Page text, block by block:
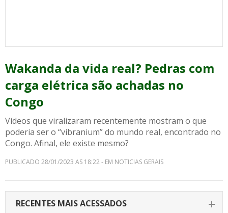
Wakanda da vida real? Pedras com
carga elétrica são achadas no
Congo
Vídeos que viralizaram recentemente mostram o que
poderia ser o “vibranium” do mundo real, encontrado no
Congo. Afinal, ele existe mesmo?
PUBLICADO 28/01/2023 AS 18:22 - EM NOTICIAS GERAIS
RECENTES MAIS ACESSADOS